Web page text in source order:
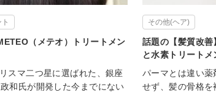
（メテオ）トリートメン
スマ二つ星に選ばれた、銀座
和氏が開発した今までにない
その他(ヘア)
話題の【髪質改善
と水素トリートメ
パーマとは違い薬
せず、髪の骨格を